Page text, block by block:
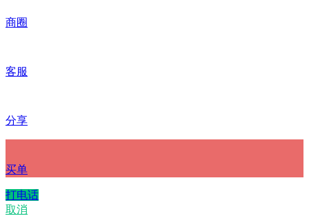
商圈
客服
分享
买单
打电话
取消